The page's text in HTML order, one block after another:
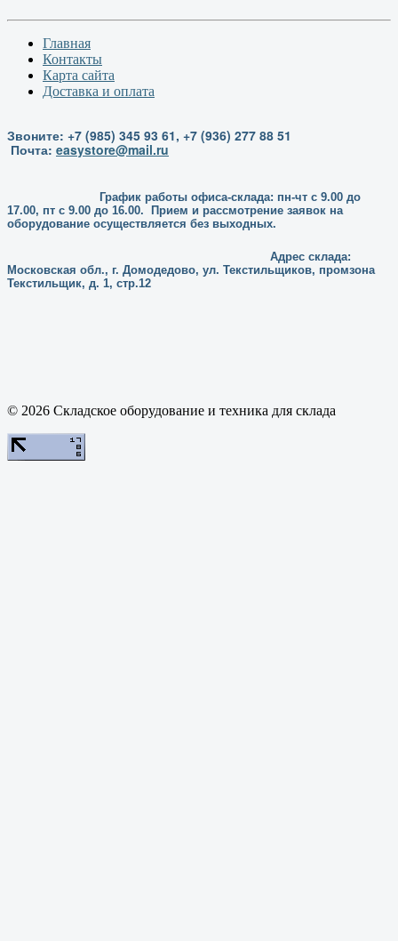
Главная
Контакты
Карта сайта
Доставка и оплата
Звоните: +7 (985) 345 93 61, +7 (936) 277 88 51
Почта: easystore@mail.ru
График работы офиса-склада: пн-чт с 9.00 до
17.00, пт с 9.00 до 16.00. Прием и рассмотрение заявок на
оборудование осуществляется без выходных.
Адрес склада:
Московская обл., г. Домодедово, ул. Текстильщиков, промзона
Текстильщик, д. 1, стр.12
© 2026 Складское оборудование и техника для склада